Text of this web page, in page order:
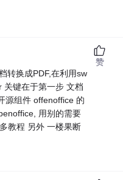
转换成PDF,在利用sw
键在于第一步 文档
源组件 offenoffice 的
用别的需要
教程 另外 一楼果断
赞